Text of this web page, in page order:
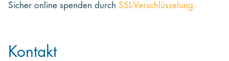
Sicher online spenden durch SSL-Verschlüsselung
Kontakt